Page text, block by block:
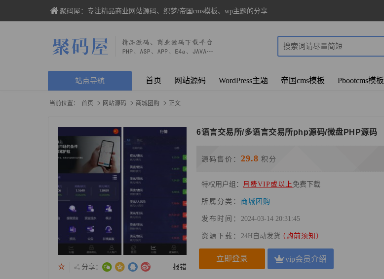
聚码屋：专注精品商业网站源码、织梦/帝国cms模板、wp主题的分享
站点导航 首页 网站源码 WordPress主题 帝国cms模板 Pbootcms模板
当前位置： 首页 网站源码 商城团购 正文
分享： 报错
6语言交易所/多语言交易所php源码/微盘PHP源码
源码售价： 29.8 积分
特权用户组： 月费VIP或以上 免费下载
所属分类： 商城团购
发布时间： 2024-03-14 20:31:45
资源下载： 24H自动发货（购前须知）
立即登录 vip会员介绍